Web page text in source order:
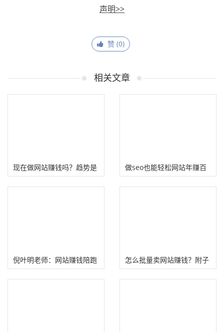
声明>>
赞 (0)
相关文章
现在做网站赚钱吗？趋势是
赚钱越来越难
做seo也能轻松网站年赚百
万（分享3个变现路径）
倪叶明老师：网站赚钱陪跑
训练营！
怎么批量卖网站赚钱？附子
SEO如何养站卖出高价